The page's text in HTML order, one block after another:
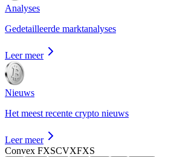
Analyses
Gedetailleerde marktanalyses
Leer meer
Nieuws
Het meest recente crypto nieuws
Leer meer
Convex FXSCVXFXS